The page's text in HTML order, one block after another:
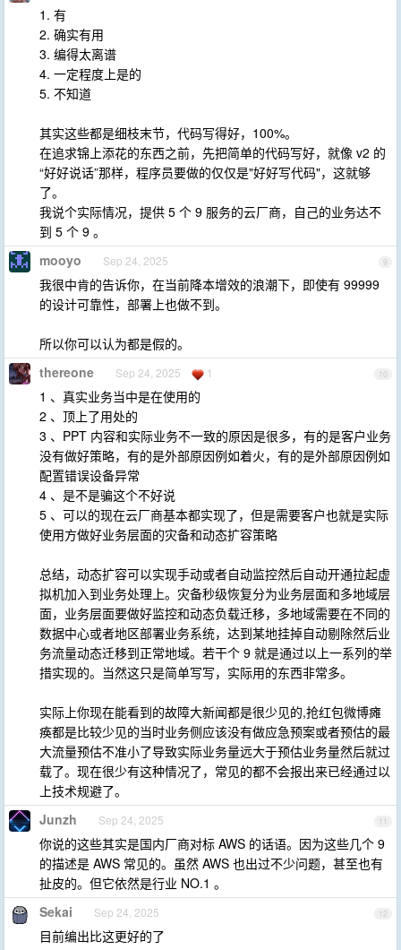
1. 有
2. 确实有用
3. 编得太离谱
4. 一定程度上是的
5. 不知道
其实这些都是细枝末节，代码写得好，100%。
在追求锦上添花的东西之前，先把简单的代码写好，就像 v2 的
“好好说话”那样，程序员要做的仅仅是"好好写代码"，这就够
了。
我说个实际情况，提供 5 个 9 服务的云厂商，自己的业务达不
到 5 个 9 。
9
mooyo Sep 24, 2025
我很中肯的告诉你，在当前降本增效的浪潮下，即使有 99999
的设计可靠性，部署上也做不到。
所以你可以认为都是假的。
10
thereone Sep 24, 2025 1
1 、真实业务当中是在使用的
2 、顶上了用处的
3 、PPT 内容和实际业务不一致的原因是很多，有的是客户业务
没有做好策略，有的是外部原因例如着火，有的是外部原因例如
配置错误设备异常
4 、是不是骗这个不好说
5 、可以的现在云厂商基本都实现了，但是需要客户也就是实际
使用方做好业务层面的灾备和动态扩容策略
总结，动态扩容可以实现手动或者自动监控然后自动开通拉起虚
拟机加入到业务处理上。灾备秒级恢复分为业务层面和多地域层
面，业务层面要做好监控和动态负载迁移，多地域需要在不同的
数据中心或者地区部署业务系统，达到某地挂掉自动剔除然后业
务流量动态迁移到正常地域。若干个 9 就是通过以上一系列的举
措实现的。当然这只是简单写写，实际用的东西非常多。
实际上你现在能看到的故障大新闻都是很少见的,抢红包微博瘫
痪都是比较少见的当时业务侧应该没有做应急预案或者预估的最
大流量预估不准小了导致实际业务量远大于预估业务量然后就过
载了。现在很少有这种情况了，常见的都不会报出来已经通过以
上技术规避了。
11
Junzh Sep 24, 2025
你说的这些其实是国内厂商对标 AWS 的话语。因为这些几个 9
的描述是 AWS 常见的。虽然 AWS 也出过不少问题，甚至也有
扯皮的。但它依然是行业 NO.1 。
12
Sekai Sep 24, 2025
目前编出比这更好的了